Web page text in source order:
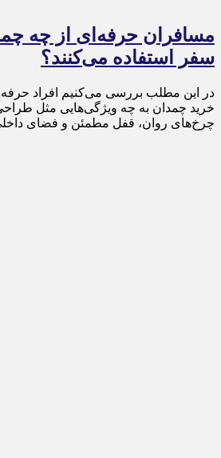
مسافران حرفه‌ای از چه
سفر استفاده می‌کنند؟
در این مطلب بررسی می‌کنیم افراد
خرید چمدان به چه ویژگی‌هایی مثل طراحی
چرخ‌های روان، قفل مطمئن و فضای